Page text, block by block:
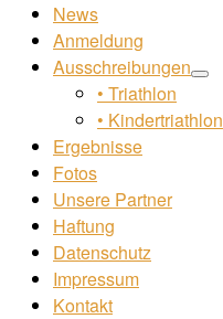
News
Anmeldung
Ausschreibungen
• Triathlon
• Kindertriathlon
Ergebnisse
Fotos
Unsere Partner
Haftung
Datenschutz
Impressum
Kontakt